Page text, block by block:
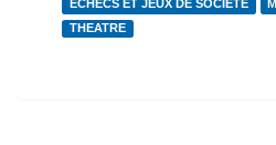
ECHECS ET JEUX DE SOCIETE
THEATRE